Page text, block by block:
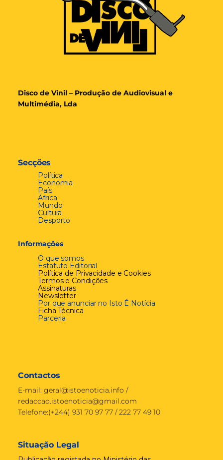
Disco de Vinil – Produção de Audiovisual e
Multimédia, Lda
Secções
Política
Economia
País
África
Mundo
Cultura
Desporto
Informações
O que somos
Estatuto Editorial
Política de Privacidade e Cookies
Termos e Condições
Assinaturas
Newsletter
Por que anunciar no Isto É Notícia
Ficha Técnica
Parceria
Contactos
E-mail: geral@istoenoticia.info /
redaccao.istoenoticia@gmail.com
Telefone:(+244) 931 70 97 77 / 222 77 49 10
Situação Legal